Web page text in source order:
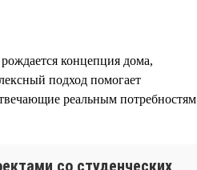
концепция дома,
подход помогает
реальным потребностям
со студенческих